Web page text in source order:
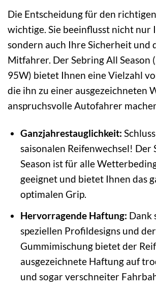
Die Entscheidung für den
wichtige. Sie beeinflusst nicht nur
sondern auch Ihre Sicherheit und
Mitfahrer. Der Sebring All Season
95W) bietet Ihnen eine Vielzahl
die ihn zu einer ausgezeichneten
anspruchsvolle Autofahrer
Ganzjahrestauglichkeit:
saisonalen Reifenwechsel! Der
Season ist für alle
geeignet und bietet Ihnen das
optimalen Grip.
Hervorragende Haftung: Dank
speziellen Profildesigns und
Gummimischung bietet der
ausgezeichnete Haftung auf
und sogar verschneiter